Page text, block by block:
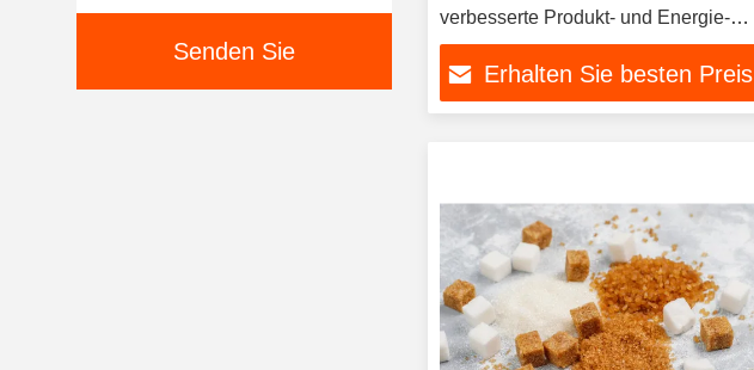
Senden Sie
verbesserte Produkt- und Energie-
Protein-Verwertung
Erhalten Sie besten Preis